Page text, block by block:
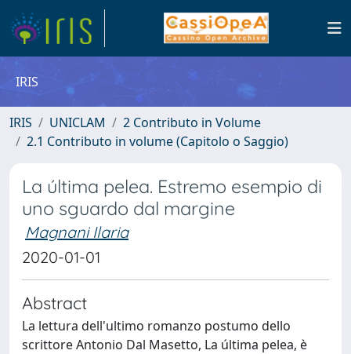
IRIS
IRIS UNICLAM
2 Contributo in Volume
2.1 Contributo in volume (Capitolo o Saggio)
La última pelea. Estremo esempio di
uno sguardo dal margine
Magnani Ilaria
2020-01-01
Abstract
La lettura dell'ultimo romanzo postumo dello
scrittore Antonio Dal Masetto, La última pelea, è